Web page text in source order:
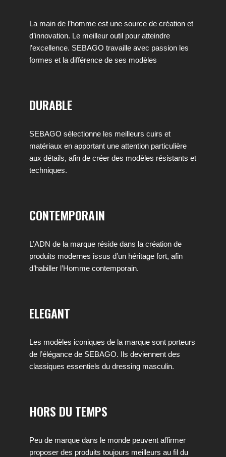
La main de l’homme est une source de création et
d’innovation. Le meilleur outil pour atteindre
l’excellence. SEBAGO travaille avec passion les
formes et la différence de ses modèles
DURABLE
SEBAGO sélectionne les meilleurs cuirs et
matériaux en apportant une attention particulière
aux détails, afin de créer des modèles résistants et
techniques.
CONTEMPORAIN
L’ADN de la marque réside dans la création de
produits modernes issus d’un héritage fort, afin
d’habiller l’Homme contemporain.
ELEGANT
Les modèles iconiques de la marque sont porteurs
de l’élégance de SEBAGO. Ils deviennent des
classiques essentiels du dressing masculin.
HORS DU TEMPS
Peu de marque dans le monde peuvent affirmer
proposer des produits toujours meilleurs au fil du